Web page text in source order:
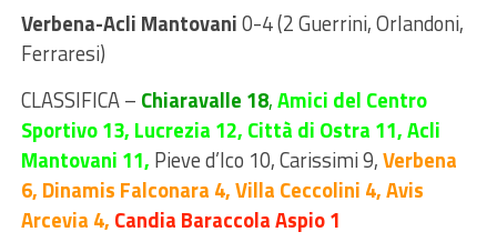
Verbena-Acli Mantovani0-4 (2 Guerrini, Orlandoni,
Ferraresi)
CLASSIFICA– Chiaravalle 18,Amici del Centro
Sportivo 13, Lucrezia 12, Città di Ostra 11, Acli
Mantovani 11, Pieve d’Ico 10, Carissimi 9,Verbena
6, Dinamis Falconara 4, Villa Ceccolini 4,Avis
Arcevia 4, Candia Baraccola Aspio 1